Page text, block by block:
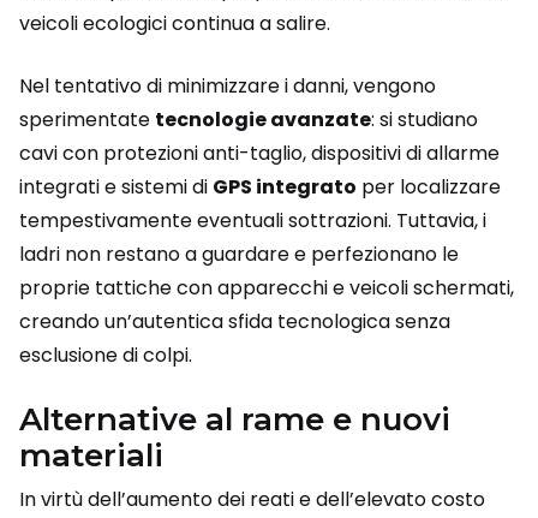
veicoli ecologici continua a salire.
Nel tentativo di minimizzare i danni, vengono
sperimentate tecnologie avanzate: si studiano
cavi con protezioni anti-taglio, dispositivi di allarme
integrati e sistemi di GPS integrato per localizzare
tempestivamente eventuali sottrazioni. Tuttavia, i
ladri non restano a guardare e perfezionano le
proprie tattiche con apparecchi e veicoli schermati,
creando un’autentica sfida tecnologica senza
esclusione di colpi.
Alternative al rame e nuovi
materiali
In virtù dell’aumento dei reati e dell’elevato costo